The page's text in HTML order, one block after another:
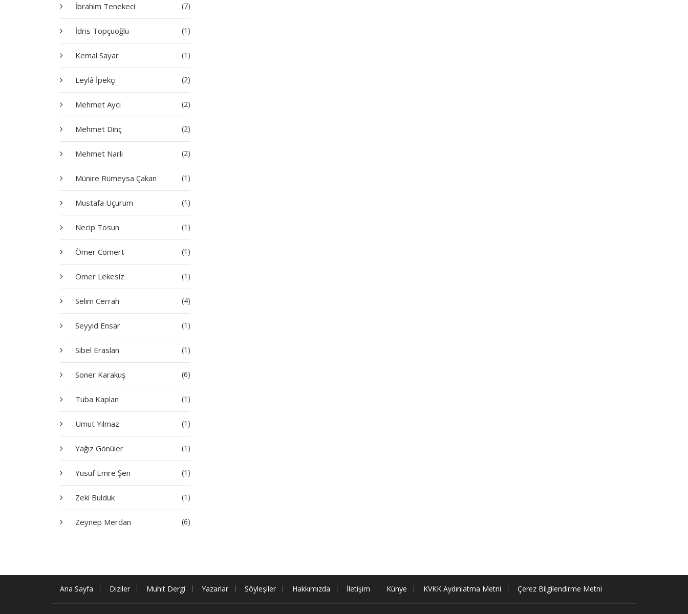
İbrahim Tenekeci (7)
İdris Topçuoğlu (1)
Kemal Sayar (1)
Leylâ İpekçi (2)
Mehmet Aycı (2)
Mehmet Dinç (2)
Mehmet Narlı (2)
Münire Rümeysa Çakan (1)
Mustafa Uçurum (1)
Necip Tosun (1)
Ömer Cömert (1)
Ömer Lekesiz (1)
Selim Cerrah (4)
Seyyid Ensar (1)
Sibel Eraslan (1)
Soner Karakuş (6)
Tuba Kaplan (1)
Umut Yılmaz (1)
Yağız Gönüler (1)
Yusuf Emre Şen (1)
Zeki Bulduk (1)
Zeynep Merdan (6)
Ana Sayfa Diziler Muhit Dergi Yazarlar Söyleşiler Hakkımızda İletişim Künye KVKK Aydınlatma Metni Çerez Bilgilendirme Metni